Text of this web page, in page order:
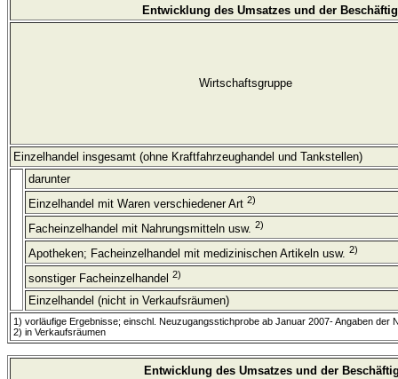
Entwicklung des Umsatzes und der
Wirtschaftsgruppe
Einzelhandel insgesamt (ohne Kraftfahrzeughandel und Tankstellen)
darunter
Einzelhandel mit Waren verschiedener Art 2)
Facheinzelhandel mit Nahrungsmitteln usw. 2)
Apotheken; Facheinzelhandel mit medizinischen Artikeln usw. 2)
sonstiger Facheinzelhandel 2)
Einzelhandel (nicht in Verkaufsräumen)
1) vorläufige Ergebnisse; einschl. Neuzugangsstichprobe ab Januar 2007- Angaben
2) in Verkaufsräumen
Entwicklung des Umsatzes und der